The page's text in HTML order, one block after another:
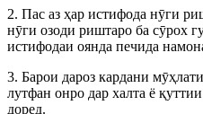
2. Пас аз ҳар истифода нӯги
нӯги озоди риштаро ба сӯрох
истифодаи оянда печида
3. Барои дароз кардани
лутфан онро дар халта ё
доред.